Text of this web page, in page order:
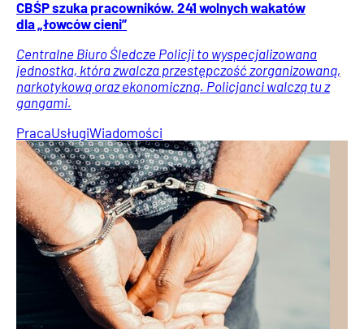
CBŚP szuka pracowników. 241 wolnych wakatów
dla „łowców cieni”
Centralne Biuro Śledcze Policji to wyspecjalizowana
jednostka, która zwalcza przestępczość zorganizowaną,
narkotykową oraz ekonomiczną. Policjanci walczą tu z
gangami.
PracaUsługiWiadomości